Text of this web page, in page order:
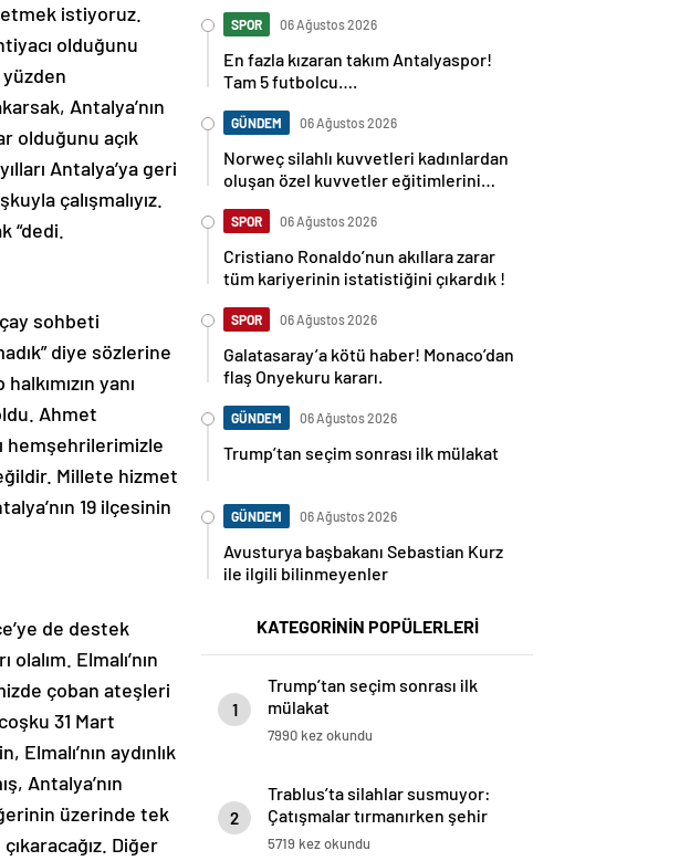
istiyoruz.
olduğunu
yüzden
Antalya’nın
olduğunu açık
Antalya’ya geri
çalışmalıyız.
“dedi.
sohbeti
diye sözlerine
yanı
Ahmet
hemşehrilerimizle
Millete hizmet
19 ilçesinin
de destek
Elmalı’nın
çoban ateşleri
31 Mart
aydınlık
Antalya’nın
üzerinde tek
Diğer
SPOR 06 Ağustos 2026
En fazla kızaran takım Antalyaspor!
Tam 5 futbolcu….
GÜNDEM 06 Ağustos 2026
Norweç silahlı kuvvetleri kadınlardan
oluşan özel kuvvetler eğitimlerini
SPOR 06 Ağustos 2026
Cristiano Ronaldo’nun akıllara zarar
tüm kariyerinin istatistiğini çıkardık !
SPOR 06 Ağustos 2026
Galatasaray’a kötü haber! Monaco’dan
flaş Onyekuru kararı.
GÜNDEM 06 Ağustos 2026
Trump’tan seçim sonrası ilk mülakat
GÜNDEM 06 Ağustos 2026
Avusturya başbakanı Sebastian Kurz
ile ilgili bilinmeyenler
KATEGORİNİN POPÜLERLERİ
1
Trump’tan seçim sonrası ilk
mülakat
7990 kez okundu
2
Trablus’ta silahlar susmuyor:
Çatışmalar tırmanırken şehir
alarmda
5719 kez okundu